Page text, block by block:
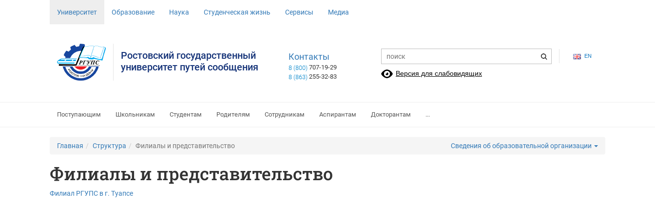
Университет Образование Наука Студенческая жизнь Сервисы Медиа
EN
Ростовский государственный
университет путей сообщения
Контакты
8 (800) 707-19-29
8 (863) 255-32-83 Версия для слабовидящих
Поступающим Школьникам Студентам Родителям Сотрудникам Аспирантам Докторантам ...
Главная Структура Филиалы и представительство Сведения об образовательной организации
Филиалы и представительство
Филиал РГУПС в г. Туапсе